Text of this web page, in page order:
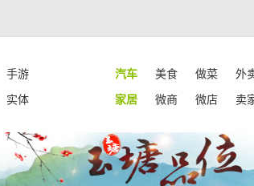
手游 汽车 美食 做菜
外
实体 家居 微商 微店 卖